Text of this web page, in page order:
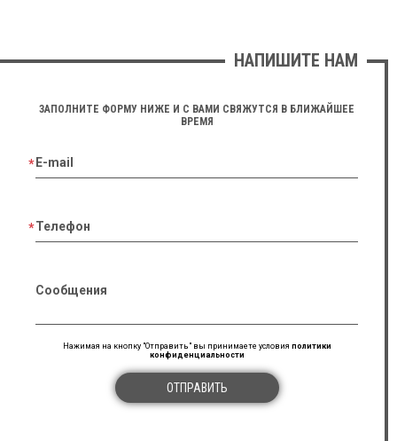
НАПИШИТЕ НАМ
ЗАПОЛНИТЕ ФОРМУ НИЖЕ И С ВАМИ СВЯЖУТСЯ В БЛИЖАЙШЕЕ
ВРЕМЯ
E-mail
Телефон
Сообщения
Нажимая на кнопку "Отправить" вы принимаете условия политики
конфиденциальности
ОТПРАВИТЬ